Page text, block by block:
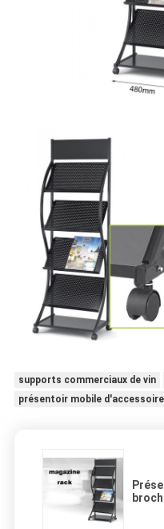
supports commerciaux de vin
présentoir mobile